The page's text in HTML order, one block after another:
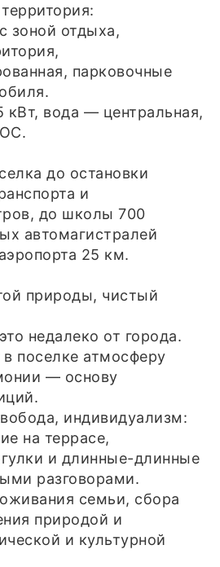
зоной отдыха,
парковочные
кВт, вода — центральная,
до остановки
и
до школы 700
автомагистралей
25 км.
природы, чистый
недалеко от города.
поселке атмосферу
— основу
индивидуализм:
на террасе,
и длинные-длинные
разговорами.
семьи, сбора
природой и
и культурной